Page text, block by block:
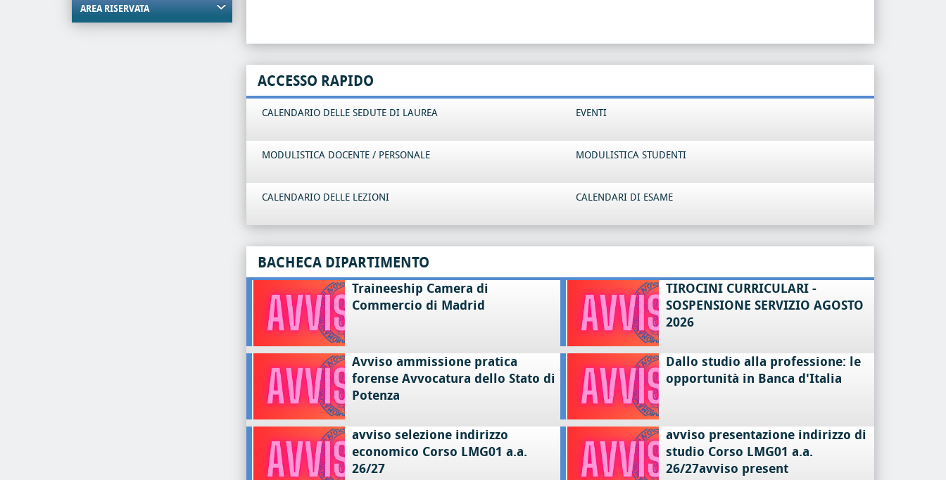
AREA RISERVATA
ACCESSO RAPIDO
CALENDARIO DELLE SEDUTE DI LAUREA EVENTI
MODULISTICA DOCENTE / PERSONALE MODULISTICA STUDENTI
CALENDARIO DELLE LEZIONI CALENDARI DI ESAME
BACHECA DIPARTIMENTO
Traineeship Camera di
Commercio di Madrid
TIROCINI CURRICULARI -
SOSPENSIONE SERVIZIO AGOSTO
2026
Avviso ammissione pratica
forense Avvocatura dello Stato di
Potenza
Dallo studio alla professione: le
opportunità in Banca d'Italia
avviso selezione indirizzo
economico Corso LMG01 a.a.
26/27
avviso presentazione indirizzo di
studio Corso LMG01 a.a.
26/27avviso present